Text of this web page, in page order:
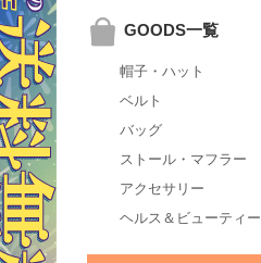
GOODS一覧
帽子・ハット
ベルト
バッグ
ストール・マフラー
アクセサリー
ヘルス＆ビューティー